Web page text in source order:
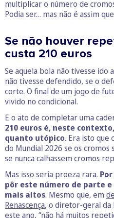
multiplicar o número de
Podia ser… mas não é assim
Se não houver
custa 210 euros
Se aquela bola não tivesse ido
não tivesse defendido, se o
corte. O final de um jogo de
vivido no condicional.
E o ato de completar uma
210 euros é, neste
quanto utópico. Era isto que
do Mundial 2026 se os
se nunca calhassem cromos
Mas isso seria proeza rara.
pôr este número de parte
mais altos. Mesmo que, em
Renascença, o diretor-geral da
este ano, “não há muitos